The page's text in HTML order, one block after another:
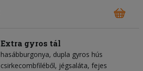
Extra gyros tál
hasábburgonya dupla gyros hús
csirkecombfiléből jégsaláta fejes